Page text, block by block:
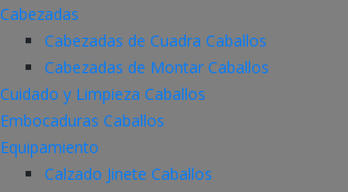
Cabezadas
Cabezadas de Cuadra Caballos
Cabezadas de Montar Caballos
Cuidado y Limpieza Caballos
Embocaduras Caballos
Equipamiento
Calzado Jinete Caballos